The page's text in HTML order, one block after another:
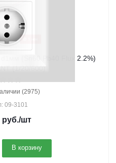
(Sn60 Pb40 Flux 2.2%)
(1/20/600)
(2975)
09-3101
руб./шт
В корзину